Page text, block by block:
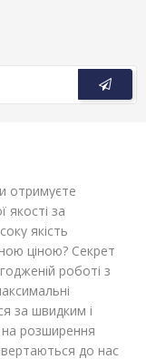
отримуєте
якості за
якість
ціною? Секрет
роботі з
за швидким і
розширення
до нас